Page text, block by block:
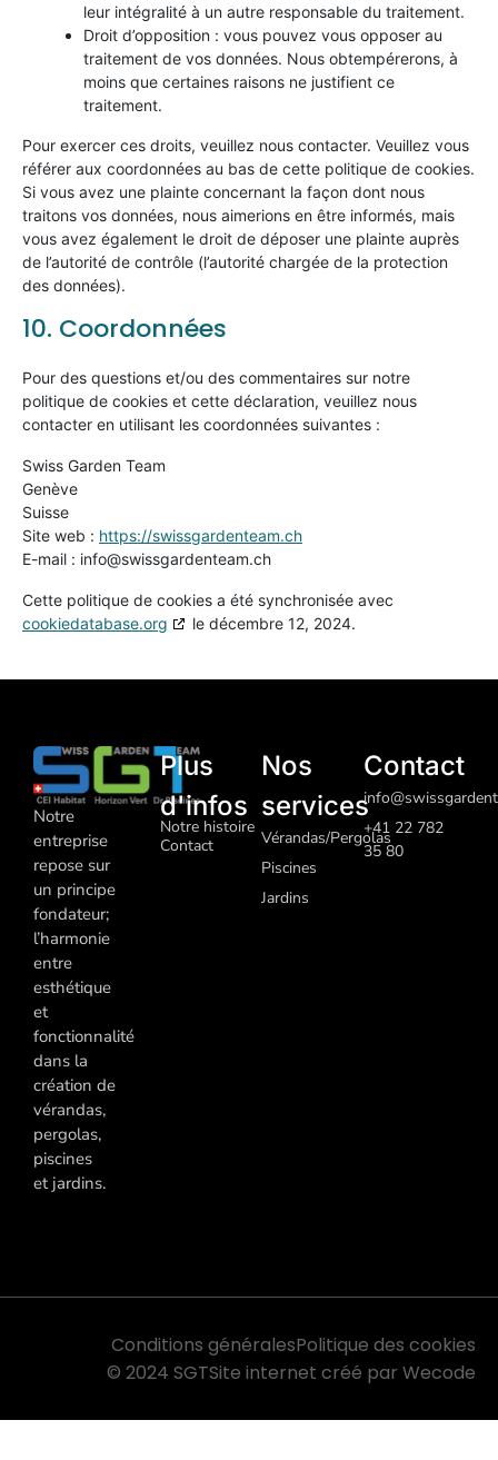
leur intégralité à un autre responsable du traitement.
Droit d’opposition : vous pouvez vous opposer au
traitement de vos données. Nous obtempérerons, à
moins que certaines raisons ne justifient ce
traitement.
Pour exercer ces droits, veuillez nous contacter. Veuillez vous
référer aux coordonnées au bas de cette politique de cookies.
Si vous avez une plainte concernant la façon dont nous
traitons vos données, nous aimerions en être informés, mais
vous avez également le droit de déposer une plainte auprès
de l’autorité de contrôle (l’autorité chargée de la protection
des données).
10. Coordonnées
Pour des questions et/ou des commentaires sur notre
politique de cookies et cette déclaration, veuillez nous
contacter en utilisant les coordonnées suivantes :
Swiss Garden Team
Genève
Suisse
Site web : https://swissgardenteam.ch
E-mail : info@swissgardenteam.ch
Cette politique de cookies a été synchronisée avec
cookiedatabase.org
le décembre 12, 2024.
Notre
entreprise
repose sur
un principe
fondateur;
l’harmonie
entre
esthétique
et
fonctionnalité
dans la
création de
vérandas,
pergolas,
piscines
et jardins.
Plus
d'infos
Notre histoire
Contact
Nos
services
Vérandas/Pergolas
Piscines
Jardins
Contact
+41 22 782
35 80
Conditions généralesPolitique des cookies
© 2024 SGTSite internet créé par Wecode